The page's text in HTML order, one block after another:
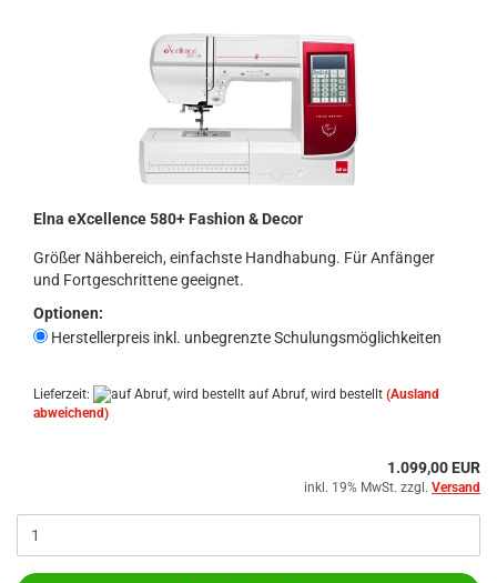
Elna eXcellence 580+ Fashion & Decor
Größer Nähbereich, einfachste Handhabung. Für Anfänger
und Fortgeschrittene geeignet.
Optionen:
Herstellerpreis inkl. unbegrenzte Schulungsmöglichkeiten
Lieferzeit: auf Abruf, wird bestellt (Ausland
abweichend)
1.099,00 EUR
inkl. 19% MwSt. zzgl. Versand